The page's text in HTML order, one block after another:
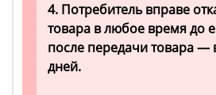
4. Потребитель вправе
товара в любое время до
после передачи товара —
дней.